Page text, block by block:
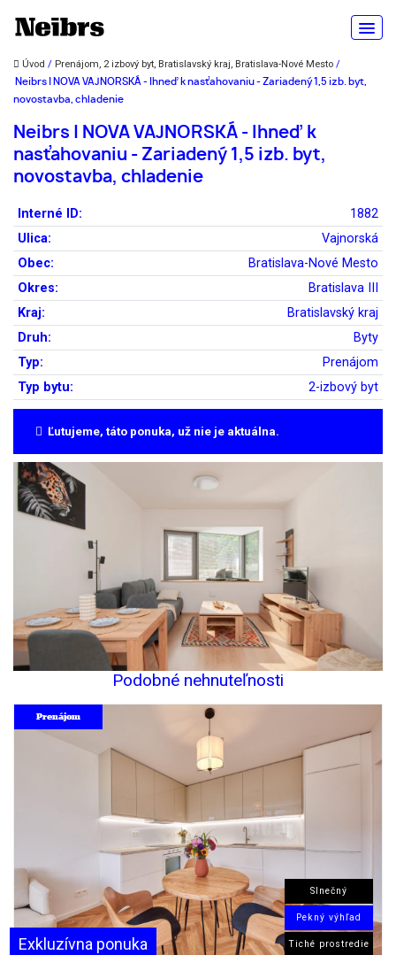
Úvod / Prenájom, 2 izbový byt, Bratislavský kraj, Bratislava-Nové Mesto /
Neibrs | NOVA VAJNORSKÁ - Ihneď k nasťahovaniu - Zariadený 1,5 izb. byt,
novostavba, chladenie
Neibrs | NOVA VAJNORSKÁ - Ihneď k
nasťahovaniu - Zariadený 1,5 izb. byt,
novostavba, chladenie
Interné ID:
1882
Ulica:
Vajnorská
Obec:
Bratislava-Nové Mesto
Okres:
Bratislava III
Kraj:
Bratislavský kraj
Druh:
Byty
Typ:
Prenájom
Typ bytu:
2-izbový byt
Ľutujeme, táto ponuka, už nie je aktuálna.
Podobné nehnuteľnosti
Exkluzívna ponuka
Prenájom
Slnečný
Pekný výhľad
Tiché prostredie